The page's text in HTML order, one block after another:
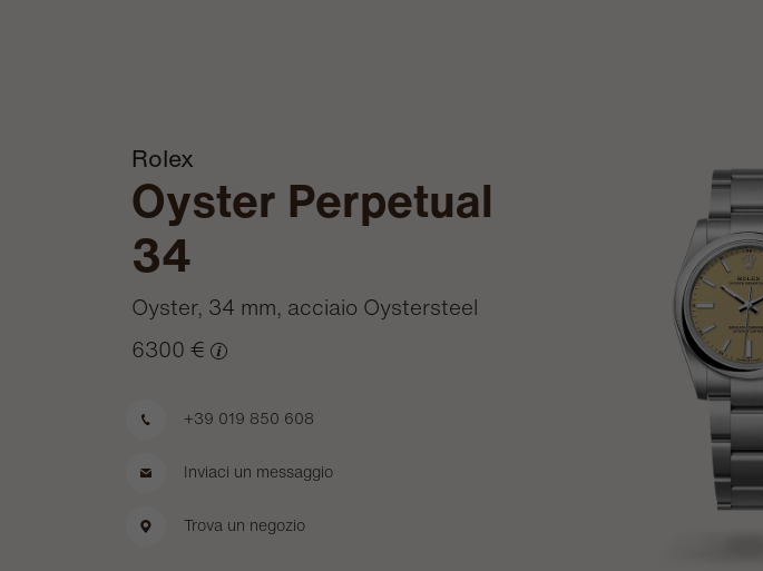
Rolex
Oyster Perpetual
34
Oyster, 34 mm, acciaio Oystersteel
6300 €
+39 019 850 608
Inviaci un messaggio
Trova un negozio